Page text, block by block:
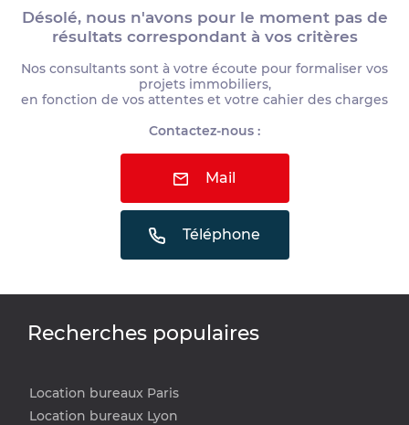
Désolé, nous n'avons pour le moment pas de
résultats correspondant à vos critères
Nos consultants sont à votre écoute pour formaliser vos
projets immobiliers,
en fonction de vos attentes et votre cahier des charges
Contactez-nous :
Mail
Téléphone
Recherches populaires
Location bureaux Paris
Location bureaux Lyon